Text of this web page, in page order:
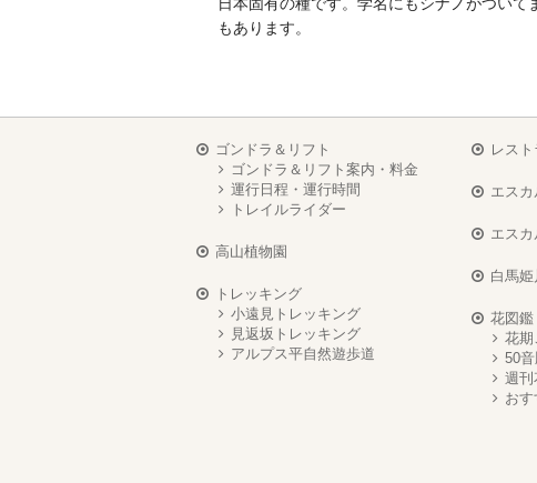
日本固有の種です。学名にもシナノがつい
もあります。
ゴンドラ＆リフト
ゴンドラ＆リフト案内・料金
運行日程・運行時間
トレイルライダー
高山植物園
トレッキング
小遠見トレッキング
見返坂トレッキング
アルプス平自然遊歩道
レスト
エス
エス
白馬
花図鑑
花期
50
週刊
お